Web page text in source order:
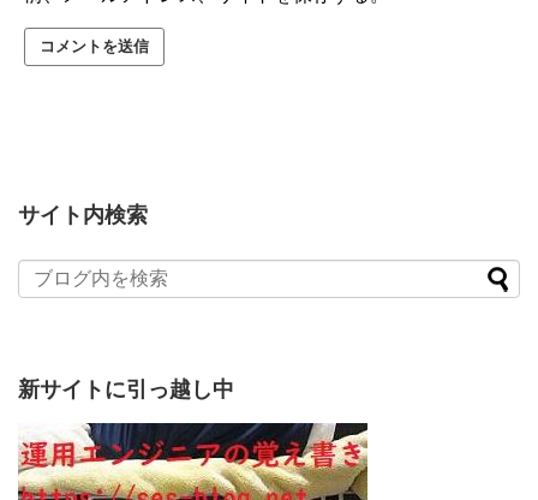
サイト内検索
新サイトに引っ越し中